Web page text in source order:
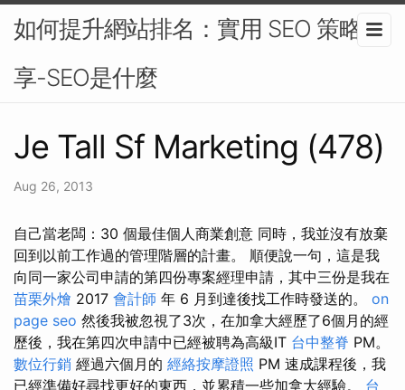
如何提升網站排名：實用 SEO 策略分
享-SEO是什麼
Je Tall Sf Marketing (478)
Aug 26, 2013
自己當老闆：30 個最佳個人商業創意 同時，我並沒有放棄
回到以前工作過的管理階層的計畫。 順便說一句，這是我
向同一家公司申請的第四份專案經理申請，其中三份是我在
苗栗外燴 2017 會計師 年 6 月到達後找工作時發送的。 on
page seo 然後我被忽視了3次，在加拿大經歷了6個月的經
歷後，我在第四次申請中已經被聘為高級IT 台中整脊 PM。
數位行銷 經過六個月的 經絡按摩證照 PM 速成課程後，我
已經準備好尋找更好的東西，並累積一些加拿大經驗。 台